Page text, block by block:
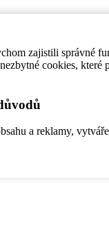
zajistili správné
cookies,
a reklamy,